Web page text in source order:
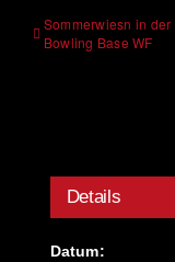
Sommerwiesn in der
Bowling Base WF
Details
Datum: